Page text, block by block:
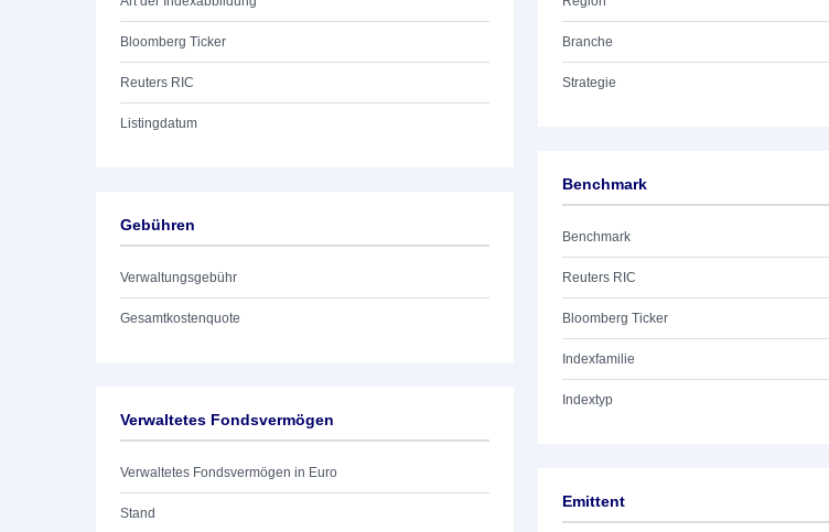
Bloomberg Ticker
Reuters RIC
Listingdatum
Gebühren
Verwaltungsgebühr
Gesamtkostenquote
Verwaltetes Fondsvermögen
Verwaltetes Fondsvermögen in Euro
Stand
Branche
Strategie
Benchmark
Benchmark
Reuters RIC
Bloomberg Ticker
Indexfamilie
Indextyp
Emittent